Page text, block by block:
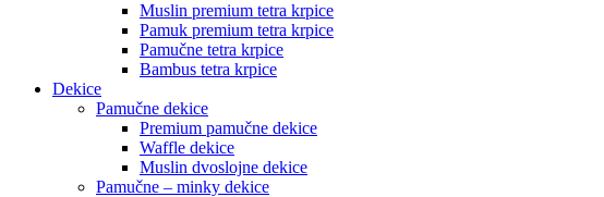
Muslin premium tetra krpice
Pamuk premium tetra krpice
Pamučne tetra krpice
Bambus tetra krpice
Dekice
Pamučne dekice
Premium pamučne dekice
Waffle dekice
Muslin dvoslojne dekice
Pamučne – minky dekice